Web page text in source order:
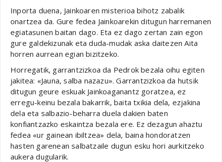
Inporta duena, Jainkoaren misterioa bihotz zabalik
onartzea da. Gure fedea Jainkoarekin ditugun harremanen
egiatasunen baitan dago. Eta ez dago zertan zain egon
gure galdekizunak eta duda-mudak aska daitezen Aita
horren aurrean egian bizitzeko.
Horregatik, garrantzizkoa da Pedrok bezala oihu egiten
jakitea: «Jauna, salba nazazu». Garrantzizkoa da hutsik
ditugun geure eskuak Jainkoaganantz goratzea, ez
erregu-keinu bezala bakarrik, baita txikia dela, ezjakina
dela eta salbazio-beharra duela dakien baten
konfiantzazko eskaintza bezala ere. Ez dezagun ahaztu
fedea «ur gainean ibiltzea» dela, baina hondoratzen
hasten garenean salbatzaile dugun esku hori aurkitzeko
aukera dugularik.